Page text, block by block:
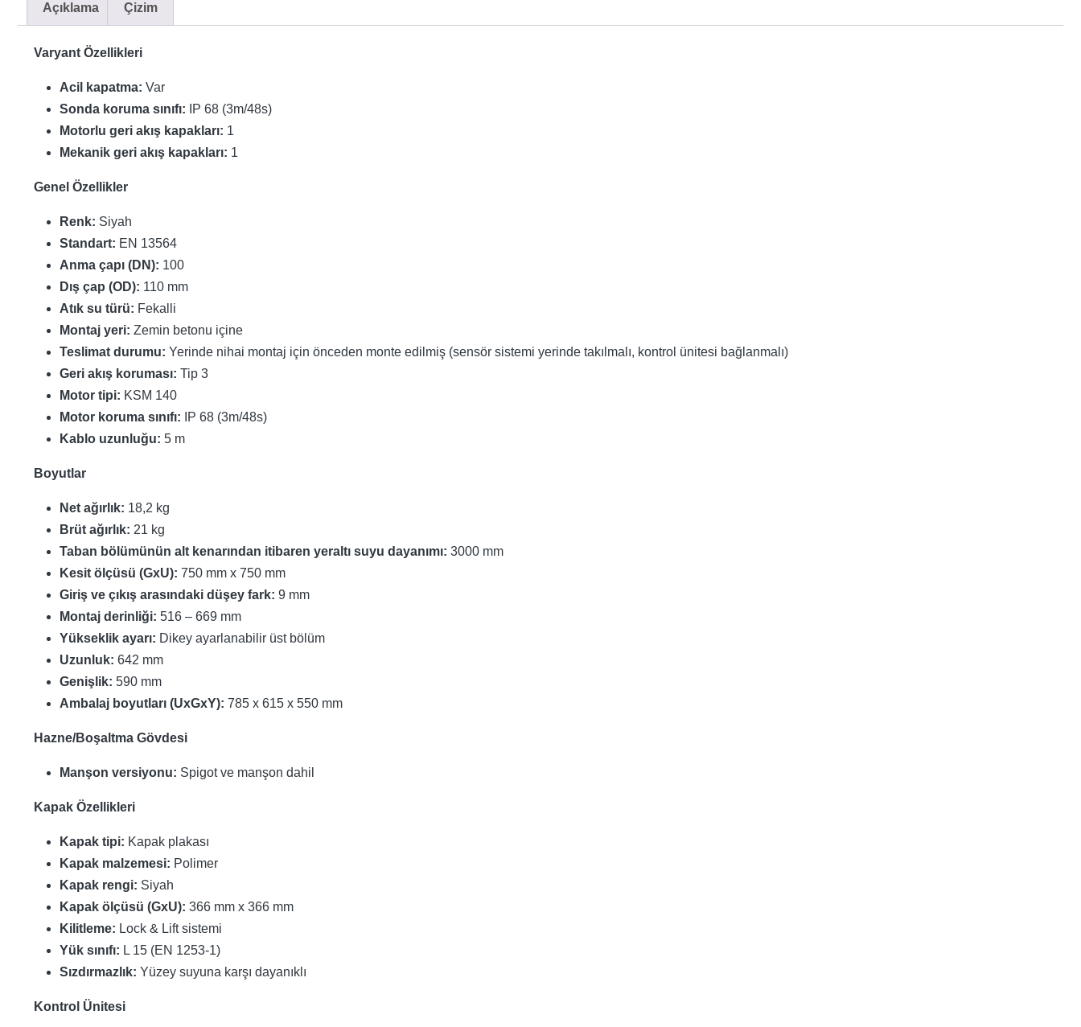
Açıklama Çizim
Varyant Özellikleri
Acil kapatma: Var
Sonda koruma sınıfı: IP 68 (3m/48s)
Motorlu geri akış kapakları: 1
Mekanik geri akış kapakları: 1
Genel Özellikler
Renk: Siyah
Standart: EN 13564
Anma çapı (DN): 100
Dış çap (OD): 110 mm
Atık su türü: Fekalli
Montaj yeri: Zemin betonu içine
Teslimat durumu: Yerinde nihai montaj için önceden monte edilmiş (sensör sistemi yerinde takılmalı, kontrol ünitesi bağlanmalı)
Geri akış koruması: Tip 3
Motor tipi: KSM 140
Motor koruma sınıfı: IP 68 (3m/48s)
Kablo uzunluğu: 5 m
Boyutlar
Net ağırlık: 18,2 kg
Brüt ağırlık: 21 kg
Taban bölümünün alt kenarından itibaren yeraltı suyu dayanımı: 3000 mm
Kesit ölçüsü (GxU): 750 mm x 750 mm
Giriş ve çıkış arasındaki düşey fark: 9 mm
Montaj derinliği: 516 – 669 mm
Yükseklik ayarı: Dikey ayarlanabilir üst bölüm
Uzunluk: 642 mm
Genişlik: 590 mm
Ambalaj boyutları (UxGxY): 785 x 615 x 550 mm
Hazne/Boşaltma Gövdesi
Manşon versiyonu: Spigot ve manşon dahil
Kapak Özellikleri
Kapak tipi: Kapak plakası
Kapak malzemesi: Polimer
Kapak rengi: Siyah
Kapak ölçüsü (GxU): 366 mm x 366 mm
Kilitleme: Lock & Lift sistemi
Yük sınıfı: L 15 (EN 1253-1)
Sızdırmazlık: Yüzey suyuna karşı dayanıklı
Kontrol Ünitesi